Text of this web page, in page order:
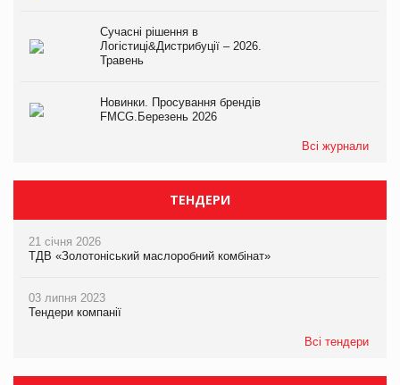
Сучасні рішення в
Логістиці&Дистрибуції – 2026.
Травень
Новинки. Просування брендів
FMCG.Березень 2026
Всі журнали
ТЕНДЕРИ
21 січня 2026
ТДВ «Золотоніський маслоробний комбінат»
03 липня 2023
Тендери компанії
Всі тендери